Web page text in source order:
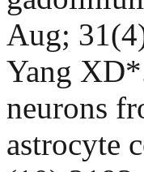
Aug;
Yang
neurons
astrocyte